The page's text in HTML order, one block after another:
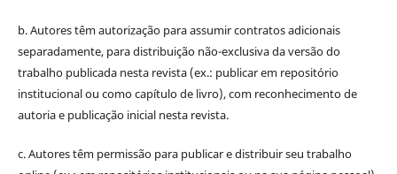
b. Autores têm autorização para assumir contratos adicionais
separadamente, para distribuição não-exclusiva da versão do
trabalho publicada nesta revista (ex.: publicar em repositório
institucional ou como capítulo de livro), com reconhecimento de
autoria e publicação inicial nesta revista.
c. Autores têm permissão para publicar e distribuir seu trabalho